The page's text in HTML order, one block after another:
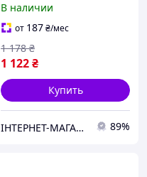
200×200, черный
В наличии
от 187₴/мес
1 122₴
1 178 ₴
Купить
ІНТЕРНЕТ-МАГАЗИН "Доставлено " 89%